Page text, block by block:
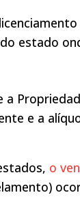
do estado
e a
o